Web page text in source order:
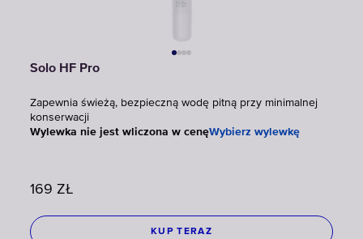
Solo HF Pro
Zapewnia świeżą, bezpieczną wodę pitną przy minimalnej
konserwacji
Wylewka nie jest wliczona w cenęWybierz wylewkę
169 ZŁ
KUP TERAZ